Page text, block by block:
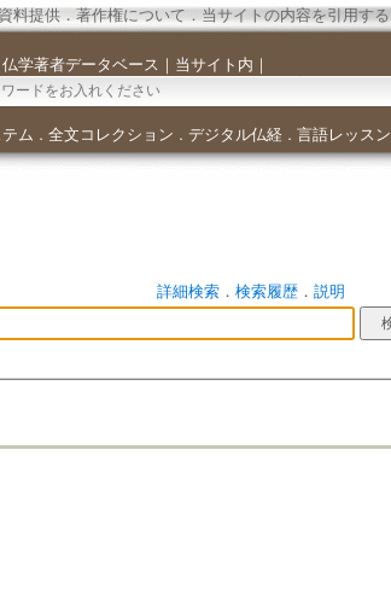
資料提供． 著作権について．当サイトの内容を引用する
仏学著者データベース ｜ 当サイト内 ｜
ム ． 全文コレクション ． デジタル仏経． 言語レッスン
詳細検索． 検索履歴． 説明